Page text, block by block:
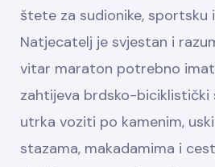
štete za sudionike, sportsku
Natjecatelj je svjestan i
vitar maraton potrebno
zahtijeva brdsko-
utrka voziti po kamenim,
stazama, makadamima i